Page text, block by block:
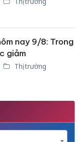
nay 9/8: Trong
giảm
Thị trường